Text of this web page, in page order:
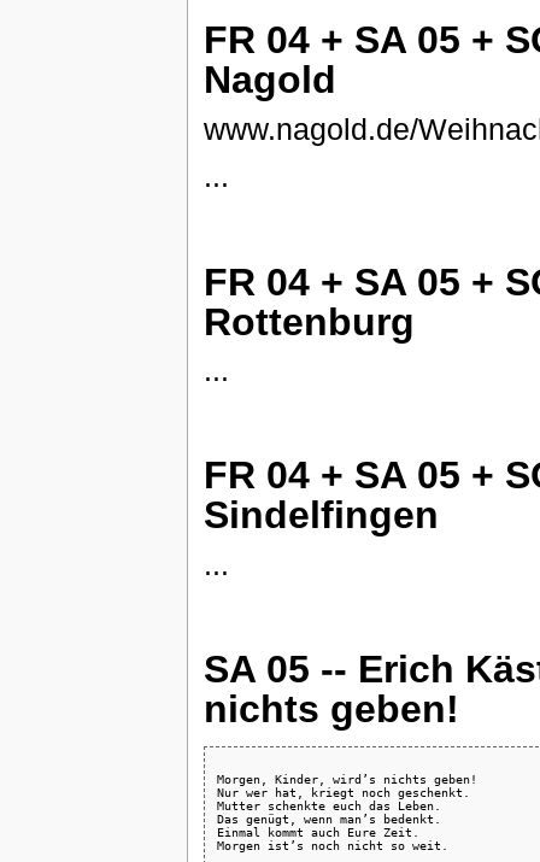
FR 04 + SA 05 +
Nagold
www.nagold.de/
...
FR 04 + SA 05 +
Rottenburg
...
FR 04 + SA 05 +
Sindelfingen
...
SA 05 -- Erich
nichts geben!
Morgen, Kinder, wird’s nichts geben!
Nur wer hat, kriegt noch geschenkt.
Mutter schenkte euch das Leben.
Das genügt, wenn man’s bedenkt.
Einmal kommt auch Eure Zeit.
Morgen ist’s noch nicht so weit.